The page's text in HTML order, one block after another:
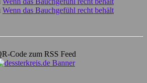
Wenn das Bauchgefühl recht behält
Code zum RSS Feed